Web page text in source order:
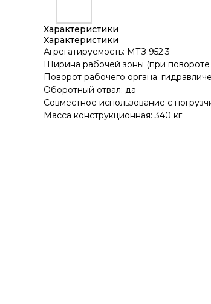
Характеристики
Характеристики
Агрегатируемость: МТЗ 952.3
Ширина рабочей зоны (при повороте
Поворот рабочего органа:
Оборотный отвал: да
Совместное использование с
Масса конструкционная: 340 кг